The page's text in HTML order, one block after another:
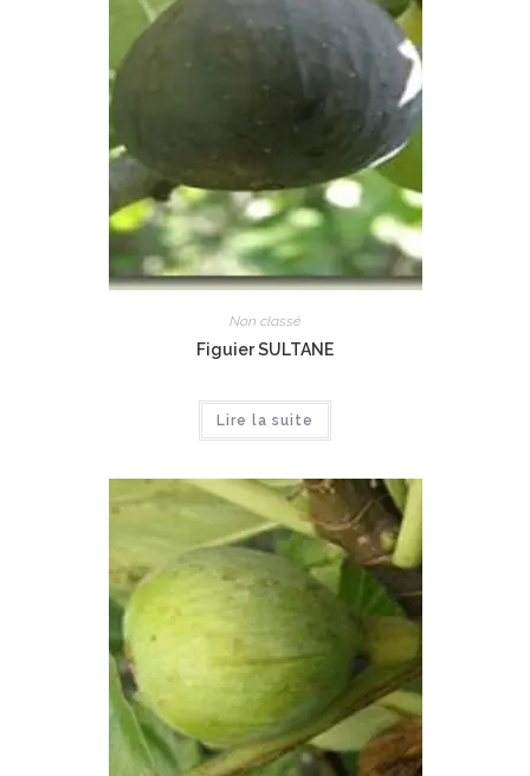
Non classé
Figuier SULTANE
Lire la suite